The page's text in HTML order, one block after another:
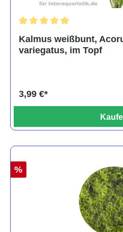
Kalmus weißbunt,
variegatus, im Topf
3,99 €*
%